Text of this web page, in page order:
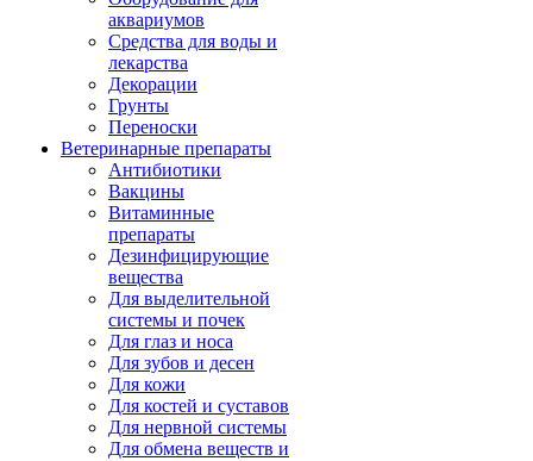
аквариумов
Средства для воды и
лекарства
Декорации
Грунты
Переноски
Ветеринарные препараты
Антибиотики
Вакцины
Витаминные
препараты
Дезинфицирующие
вещества
Для выделительной
системы и почек
Для глаз и носа
Для зубов и десен
Для кожи
Для костей и суставов
Для нервной системы
Для обмена веществ и